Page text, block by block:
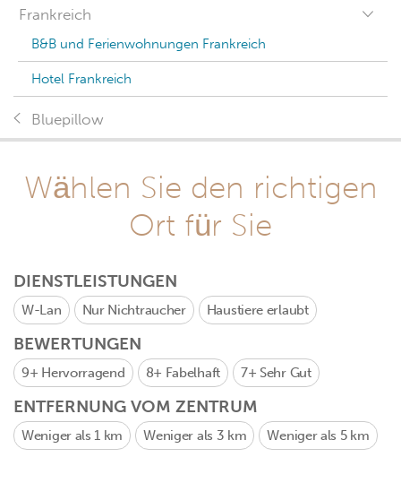
Frankreich
B&B und Ferienwohnungen Frankreich
Hotel Frankreich
Bluepillow
Wählen Sie den richtigen
Ort für Sie
DIENSTLEISTUNGEN
W-Lan Nur Nichtraucher Haustiere erlaubt
BEWERTUNGEN
9+ Hervorragend 8+ Fabelhaft 7+ Sehr Gut
ENTFERNUNG VOM ZENTRUM
Weniger als 1 km Weniger als 3 km Weniger als 5 km